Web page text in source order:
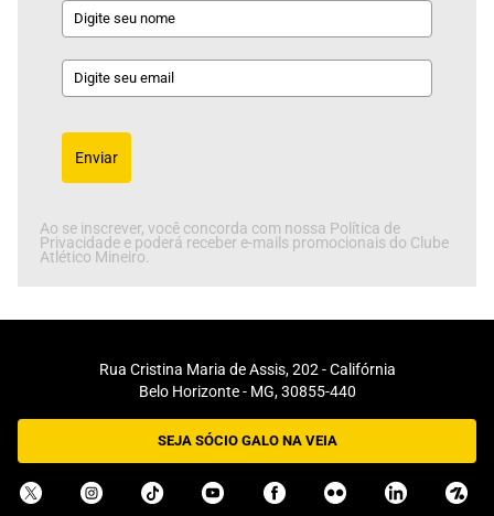
Enviar
Ao se inscrever, você concorda com nossa Política de
Privacidade e poderá receber e-mails promocionais do Clube
Atlético Mineiro.
Rua Cristina Maria de Assis, 202 - Califórnia
Belo Horizonte - MG, 30855-440
SEJA SÓCIO GALO NA VEIA